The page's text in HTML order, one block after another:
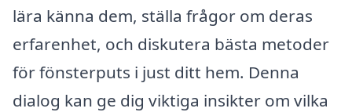
lära känna dem, ställa frågor om deras
erfarenhet, och diskutera bästa metoder
för fönsterputs i just ditt hem. Denna
dialog kan ge dig viktiga insikter om vilka